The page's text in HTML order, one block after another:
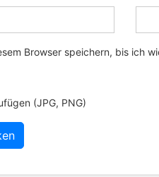
Browser speichern, bis ich
(JPG, PNG)